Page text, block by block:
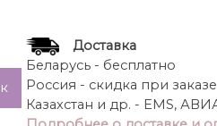
бедер полуприлегающие,
складки по линии
обработаны талиевые
тесьмой и застежкой на
Доставка
Беларусь - бесплатно
Россия - скидка при
Казахстан и др. - EMS,